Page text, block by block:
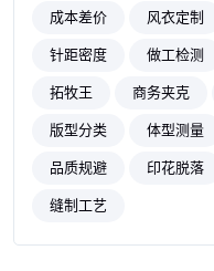
成本差价
风衣定制
针距密度
做工检测
拓牧王
商务夹克
版型分类
体型测量
品质规避
印花脱落
缝制工艺